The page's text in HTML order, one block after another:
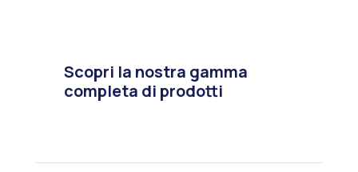
Scopri la nostra gamma
completa di prodotti